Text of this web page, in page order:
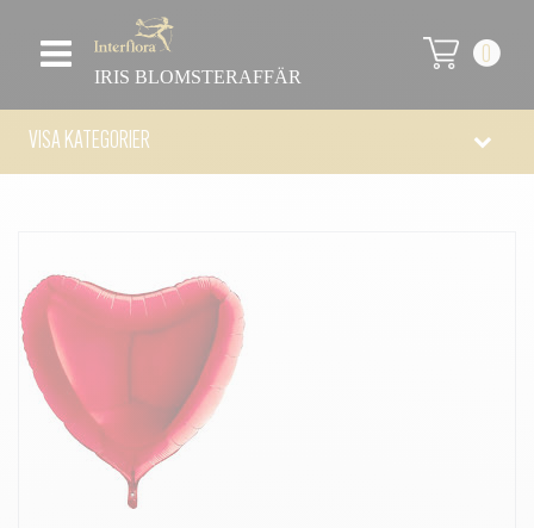
IRIS BLOMSTERAFFÄR
0
VISA KATEGORIER